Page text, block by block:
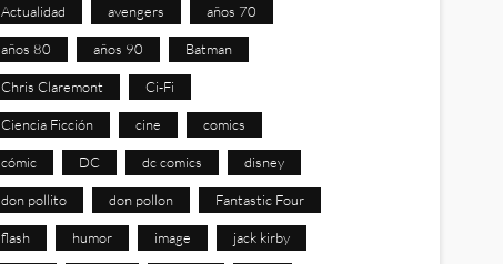
Actualidad avengers años 70
años 80 años 90 Batman
Chris Claremont Ci-Fi
Ciencia Ficción cine comics
cómic DC dc comics disney
don pollito don pollon Fantastic Four
flash humor image jack kirby